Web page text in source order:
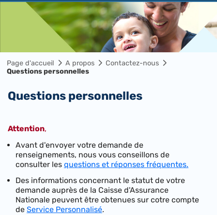
Page d'accueil A propos
Contactez-nous
Questions personnelles
Questions personnelles
Attention,
Avant d'envoyer votre demande de
renseignements, nous vous conseillons de
consulter les questions et réponses fréquentes.
Des informations concernant le statut de votre
demande auprès de la Caisse d'Assurance
Nationale peuvent être obtenues sur cotre compte
de Service Personnalisé.